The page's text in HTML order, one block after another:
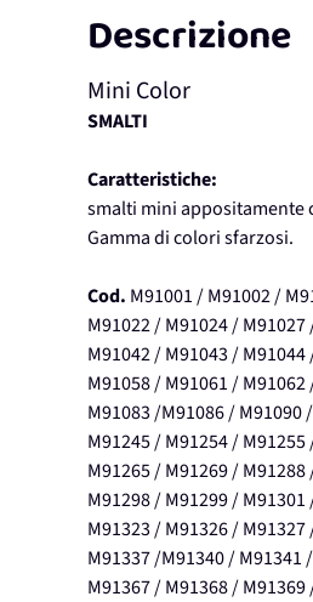
Descrizione
Mini Color
SMALTI
Caratteristiche:
smalti mini appositamente
Gamma di colori sfarzosi.
Cod. M91001 / M91002 /
M91022 / M91024 /
M91042 / M91043 /
M91058 / M91061 /
M91083 /M91086 / M91090
M91245 / M91254 /
M91265 / M91269 /
M91298 / M91299 /
M91323 / M91326 /
M91337 /M91340 / M91341
M91367 / M91368 /